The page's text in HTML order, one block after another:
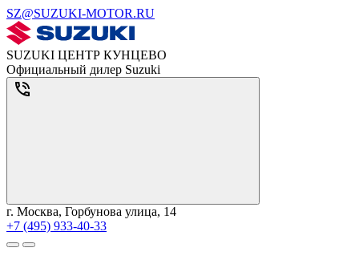
SZ@SUZUKI-MOTOR.RU
SUZUKI ЦЕНТР КУНЦЕВО
Официальный дилер Suzuki
г. Москва, Горбунова улица, 14
+7 (495) 933-40-33